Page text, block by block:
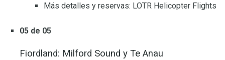
Más detalles y reservas: LOTR Helicopter Flights
05 de 05
Fiordland: Milford Sound y Te Anau